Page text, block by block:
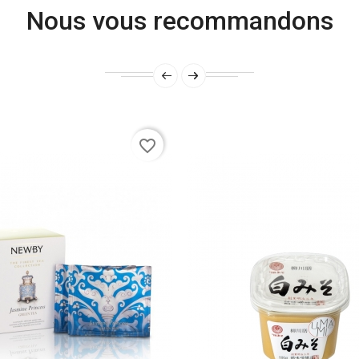
Nous vous recommandons
favorite_border